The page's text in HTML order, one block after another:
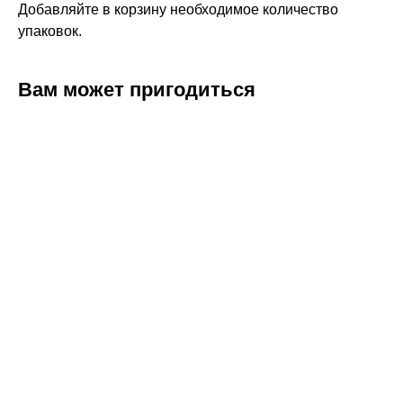
Добавляйте в корзину необходимое количество
упаковок.
Вам может пригодиться